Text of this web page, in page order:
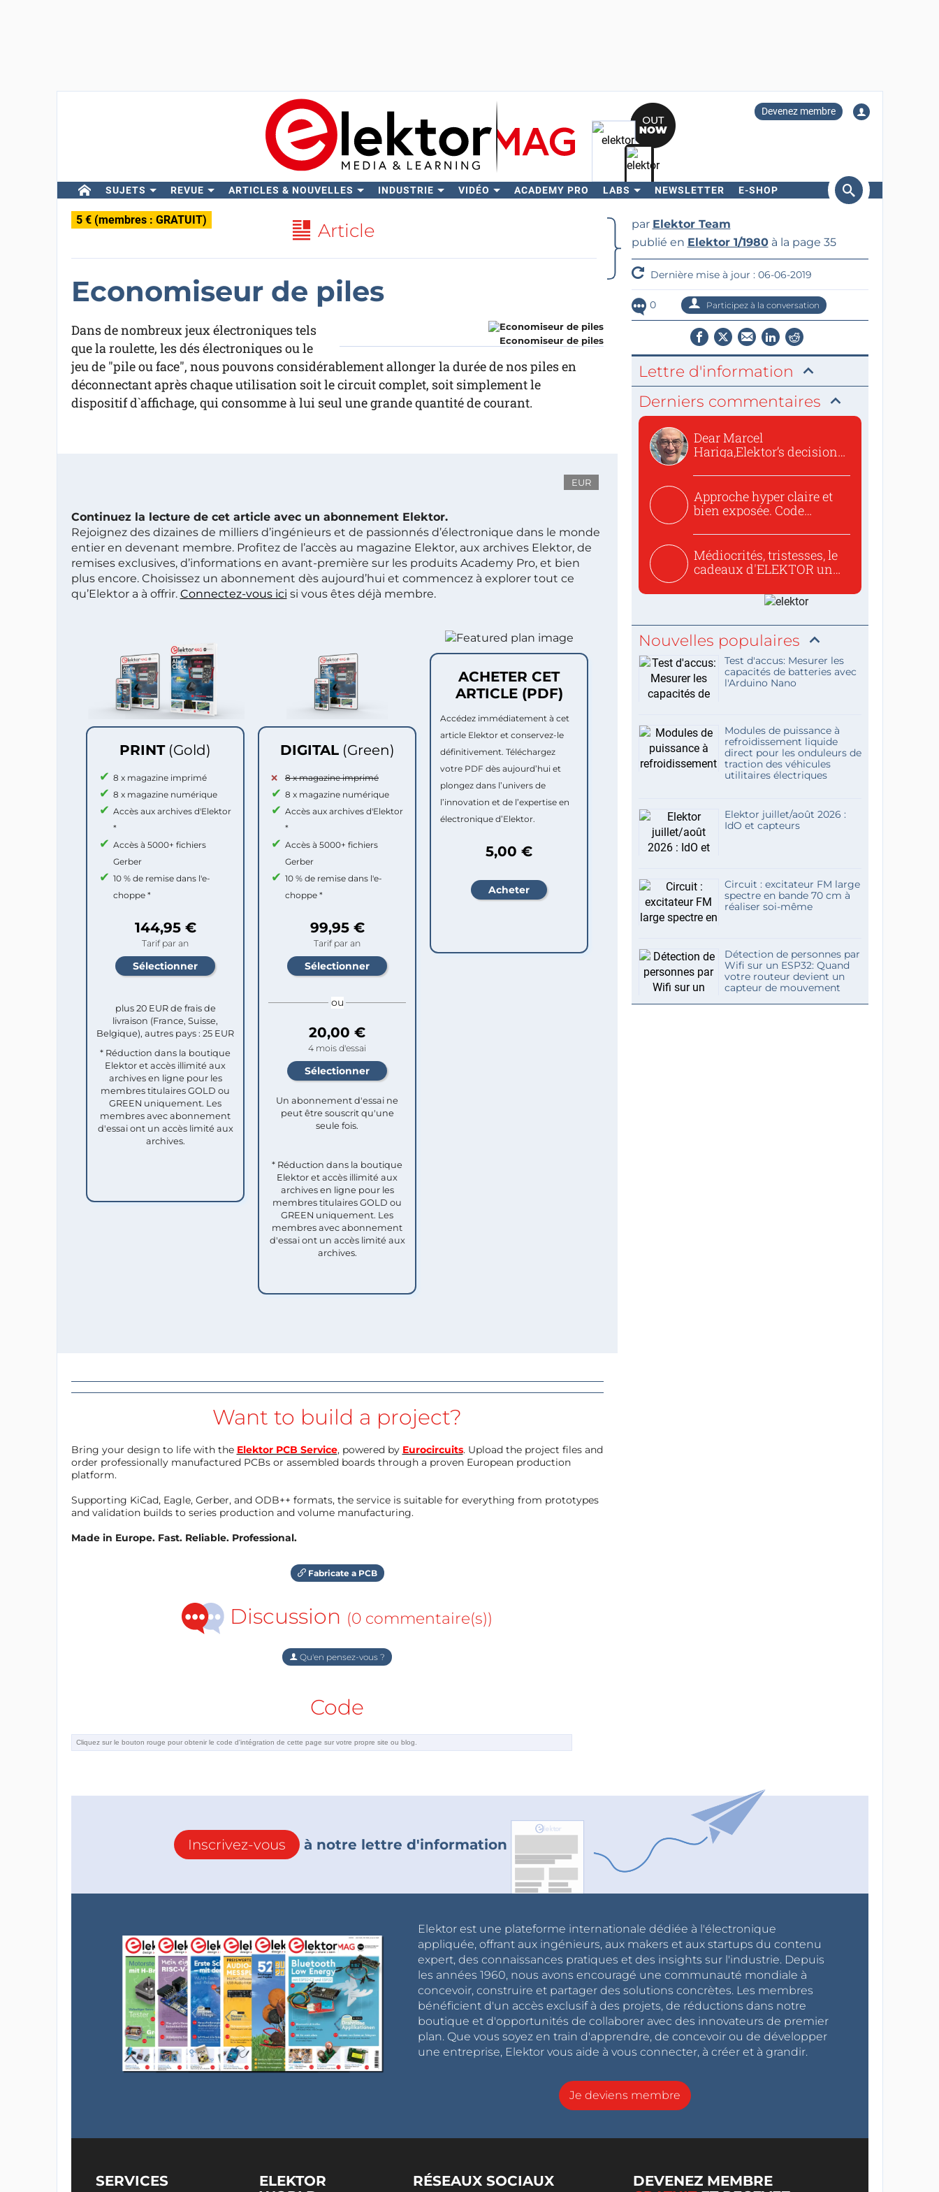
Devenez membre
SUJETS REVUE ARTICLES & NOUVELLES INDUSTRIE VIDÉO ACADEMY PRO LABS NEWSLETTER E-SHOP
Rechercher
5 € (membres : GRATUIT) Article
Economiseur de piles
Economiseur de piles
Dans de nombreux jeux électroniques tels
que la roulette, les dés électroniques ou le
jeu de "pile ou face", nous pouvons considérablement allonger la durée de nos piles en
déconnectant après chaque utilisation soit le circuit complet, soit simplement le
dispositif d`affichage, qui consomme à lui seul une grande quantité de courant.
EUR
Continuez la lecture de cet article avec un abonnement Elektor.
Rejoignez des dizaines de milliers d’ingénieurs et de passionnés d’électronique dans le monde
entier en devenant membre. Profitez de l’accès au magazine Elektor, aux archives Elektor, de
remises exclusives, d’informations en avant-première sur les produits Academy Pro, et bien
plus encore. Choisissez un abonnement dès aujourd’hui et commencez à explorer tout ce
qu’Elektor a à offrir. Connectez-vous ici si vous êtes déjà membre.
PRINT (Gold)
8 x magazine imprimé
8 x magazine numérique
Accès aux archives d'Elektor
*
Accès à 5000+ fichiers
Gerber
10 % de remise dans l'e-
choppe *
144,95 €
Tarif par an
plus 20 EUR de frais de
livraison (France, Suisse,
Belgique), autres pays : 25 EUR
* Réduction dans la boutique
Elektor et accès illimité aux
archives en ligne pour les
membres titulaires GOLD ou
GREEN uniquement. Les
membres avec abonnement
d'essai ont un accès limité aux
archives.
DIGITAL (Green)
8 x magazine imprimé
8 x magazine numérique
Accès aux archives d'Elektor
*
Accès à 5000+ fichiers
Gerber
10 % de remise dans l'e-
choppe *
99,95 €
Tarif par an
ou
20,00 €
4 mois d'essai
Un abonnement d'essai ne
peut être souscrit qu'une
seule fois.​
* Réduction dans la boutique
Elektor et accès illimité aux
archives en ligne pour les
membres titulaires GOLD ou
GREEN uniquement. Les
membres avec abonnement
d'essai ont un accès limité aux
archives.
ACHETER CET
ARTICLE (PDF)
Accédez immédiatement à cet
article Elektor et conservez-le
définitivement. Téléchargez
votre PDF dès aujourd’hui et
plongez dans l’univers de
l’innovation et de l’expertise en
électronique d’Elektor.
5,00 €
Want to build a project?
Bring your design to life with the Elektor PCB Service, powered by Eurocircuits. Upload the project files and
order professionally manufactured PCBs or assembled boards through a proven European production
platform.
Supporting KiCad, Eagle, Gerber, and ODB++ formats, the service is suitable for everything from prototypes
and validation builds to series production and volume manufacturing.
Made in Europe. Fast. Reliable. Professional.
Fabricate a PCB
Discussion (0 commentaire(s))
Qu'en pensez-vous ?
Code
par Elektor Team
publié en Elektor 1/1980à la page 35
Dernière mise à jour : 06-06-2019
0 Participez à la conversation
Lettre d'information
Derniers commentaires
Dear Marcel
Hariga,Elektor’s decision
Approche hyper claire et
bien exposée. Code
Médiocrités, tristesses, le
cadeaux d'ELEKTOR un
Nouvelles populaires
Test d'accus: Mesurer les
capacités de batteries avec
l'Arduino Nano
Modules de puissance à
refroidissement liquide
direct pour les onduleurs de
traction des véhicules
utilitaires électriques
Elektor juillet/août 2026 :
IdO et capteurs
Circuit : excitateur FM large
spectre en bande 70 cm à
réaliser soi-même
Détection de personnes par
Wifi sur un ESP32: Quand
votre routeur devient un
capteur de mouvement
Inscrivez-vous à notre lettre d'information
Elektor est une plateforme internationale dédiée à l'électronique
appliquée, offrant aux ingénieurs, aux makers et aux startups du contenu
expert, des connaissances pratiques et des insights sur l'industrie. Depuis
les années 1960, nous avons encouragé une communauté mondiale à
concevoir, construire et partager des solutions concrètes. Les membres
bénéficient d'un accès exclusif à des projets, de réductions dans notre
boutique et d'opportunités de collaborer avec des innovateurs de premier
plan. Que vous soyez en train d'apprendre, de concevoir ou de développer
une entreprise, Elektor vous aide à vous connecter, à créer et à grandir.
Je deviens membre
SERVICES
ELEKTOR
RÉSEAUX SOCIAUX
DEVENEZ MEMBRE